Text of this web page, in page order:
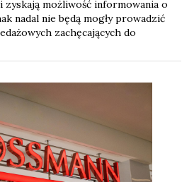
zyskają możliwość informowania o
nadal nie będą mogły prowadzić
zachęcających do